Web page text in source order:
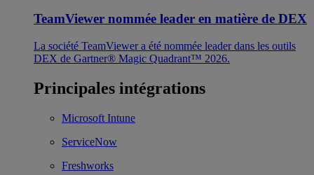
TeamViewer nommée leader en matière de DEX
La société TeamViewer a été nommée leader dans les outils
DEX de Gartner® Magic Quadrant™ 2026.
Principales intégrations
Microsoft Intune
ServiceNow
Freshworks